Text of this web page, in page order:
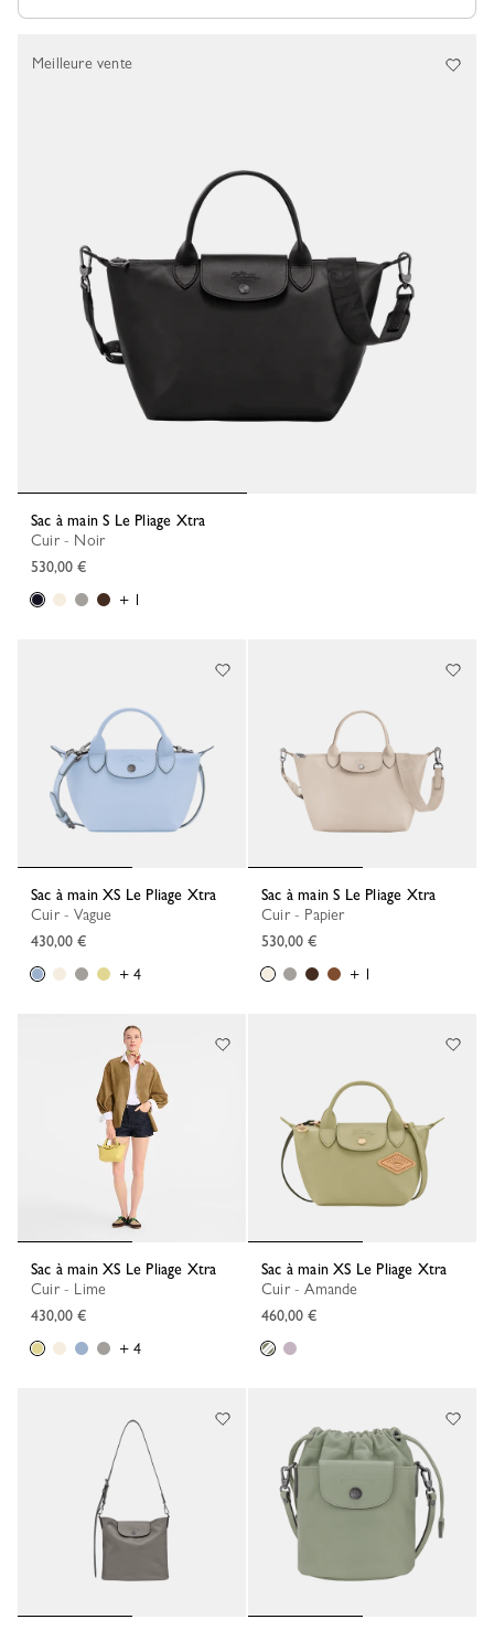
Sac à main S Le Pliage Xtra
Cuir - Noir
530,00 €
+ 1
Meilleure vente
Sac à main XS Le Pliage Xtra
Cuir - Vague
430,00 €
+ 4
Sac à main S Le Pliage Xtra
Cuir - Papier
530,00 €
+ 1
Sac à main XS Le Pliage Xtra
Cuir - Lime
430,00 €
+ 4
Sac à main XS Le Pliage Xtra
Cuir - Amande
460,00 €